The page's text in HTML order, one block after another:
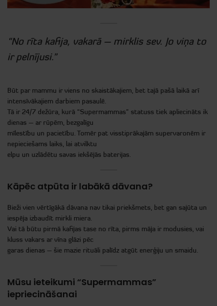
“No rīta kafija, vakarā – mirklis sev. Jo viņa to
ir pelnījusi.”
Būt par mammu ir viens no skaistākajiem, bet tajā pašā laikā arī
intensīvākajiem darbiem pasaulē.
Tā ir 24/7 dežūra, kurā “Supermammas” statuss tiek apliecināts ik
dienas – ar rūpēm, bezgalīgu
mīlestību un pacietību. Tomēr pat visstiprākajām supervaronēm ir
nepieciešams laiks, lai atvilktu
elpu un uzlādētu savas iekšējās baterijas.
Kāpēc atpūta ir labākā dāvana?
Bieži vien vērtīgākā dāvana nav tikai priekšmets, bet gan sajūta un
iespēja izbaudīt mirkli miera.
Vai tā būtu pirmā kafijas tase no rīta, pirms māja ir modusies, vai
kluss vakars ar vīna glāzi pēc
garas dienas – šie mazie rituāli palīdz atgūt enerģiju un smaidu.
Mūsu ieteikumi “Supermammas”
iepriecināšanai